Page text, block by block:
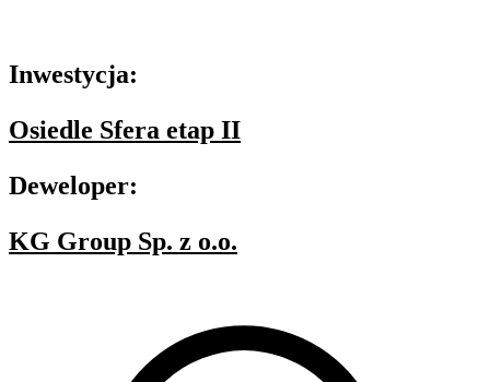
Inwestycja:
Osiedle Sfera etap II
Deweloper:
KG Group Sp. z o.o.